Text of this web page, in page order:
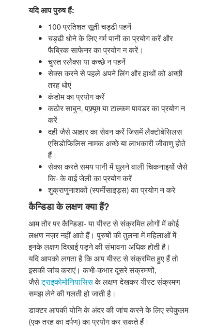
यदि आप पुरुष हैं:
100 प्रतिशत सूती चड्ढी पहनें
चड्ढी धोने के लिए गर्म पानी का प्रयोग करें और
फैब्रिक साफेनर का प्रयोग न करें।
चुस्त स्लैक्स या कच्छे न पहनें
सेक्स करने से पहले अपने लिंग और हाथों को अच्छी
तरह धोएं
कंडोम का प्रयोग करें
कठोर साबुन, पफ्र्यूम या टाल्कम पावडर का प्रयोग न
करें
दही जैसे आहार का सेवन करें जिसमें लैक्टोबेसिलस
एसिडोफिलिस नामक अच्छे या लाभकारी जीवाणु होते
हैं।
सेक्स करते समय पानी में घुलने वाली चिकनाइयों जैसे
कि- के वाई जेली का प्रयोग करें
शुक्राणुनाशकों (स्पर्मीसाइड्स) का प्रयोग न करे
कैन्डिडा के लक्षण क्या हैं?
आम तौर पर कैन्डिडा- या यीस्ट से संक्रमित लोगों में कोई
लक्षण नज़र नहीं आते हैं। पुरुषों की तुलना में महिलाओं में
इनके लक्षण दिखाई पड़ने की संभावना अधिक होती है।
यदि आपको लगता है कि आप यीस्ट से संक्रमित हुए हैं तो
इसकी जांच कराएं। कभी-कभार दूसरे संक्रमणों,
जैसेट्राइकोमोनियासिसके लक्षण देखकर यीस्ट संक्रमण
समझ लेने की गलती हो जाती है।
डाक्टर आपकी योनि के अंदर की जांच करने के लिए स्पेकुलम
(एक तरह का दर्पण) का प्रयोग कर सकते हैं।